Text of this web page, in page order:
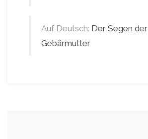
Auf Deutsch: Der Segen der
Gebärmutter